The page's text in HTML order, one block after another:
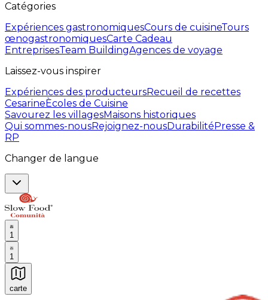
Catégories
Expériences gastronomiquesCours de cuisineTours
œnogastronomiquesCarte Cadeau
EntreprisesTeam BuildingAgences de voyage
Laissez-vous inspirer
Expériences des producteursRecueil de recettes
CesarineÈcoles de Cuisine
Savourez les villagesMaisons historiques
Qui sommes-nousRejoignez-nousDurabilitéPresse &
RP
Changer de langue
1
1
carte